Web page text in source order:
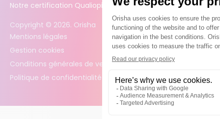
Notre certification Qualiopi
Copyright © 2026. Orisha
Mentions légales
Gestion cookies
Conditions générales de vente
Politique de confidentialité des données